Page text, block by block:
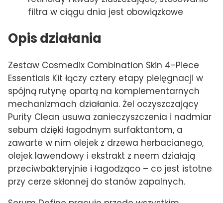
filtra w ciągu dnia jest obowiązkowe
Opis działania
Zestaw Cosmedix Combination Skin 4-Piece
Essentials Kit łączy cztery etapy pielęgnacji w
spójną rutynę opartą na komplementarnych
mechanizmach działania. Żel oczyszczający
Purity Clean usuwa zanieczyszczenia i nadmiar
sebum dzięki łagodnym surfaktantom, a
zawarte w nim olejek z drzewa herbacianego,
olejek lawendowy i ekstrakt z neem działają
przeciwbakteryjnie i łagodząco – co jest istotne
przy cerze skłonnej do stanów zapalnych.